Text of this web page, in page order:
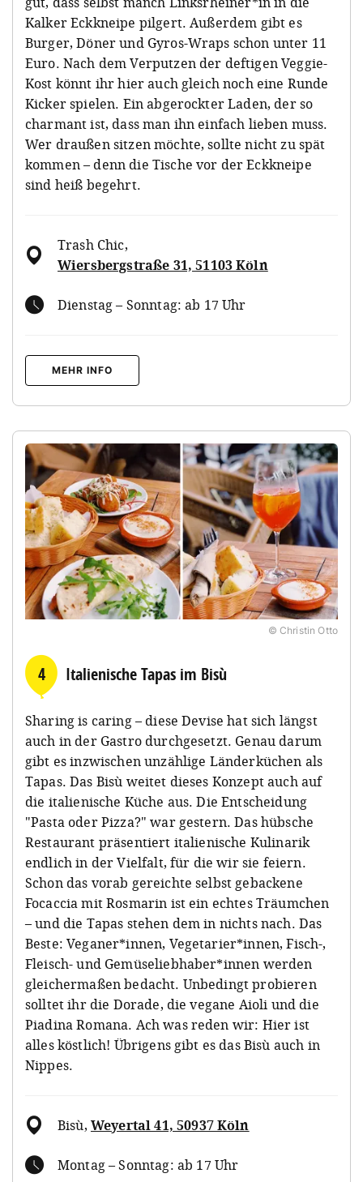
Kalker Eckkneipe pilgert. Außerdem gibt es
Burger, Döner und Gyros-Wraps schon unter 11
Euro. Nach dem Verputzen der deftigen Veggie-
Kost könnt ihr hier auch gleich noch eine Runde
Kicker spielen. Ein abgerockter Laden, der so
charmant ist, dass man ihn einfach lieben muss.
Wer draußen sitzen möchte, sollte nicht zu spät
kommen – denn die Tische vor der Eckkneipe
sind heiß begehrt.
Trash Chic,
Wiersbergstraße 31, 51103 Köln
Dienstag – Sonntag: ab 17 Uhr
MEHR INFO
© Christin Otto
4 Italienische Tapas im Bisù
Sharing is caring – diese Devise hat sich längst
auch in der Gastro durchgesetzt. Genau darum
gibt es inzwischen unzählige Länderküchen als
Tapas. Das Bisù weitet dieses Konzept auch auf
die italienische Küche aus. Die Entscheidung
"Pasta oder Pizza?" war gestern. Das hübsche
Restaurant präsentiert italienische Kulinarik
endlich in der Vielfalt, für die wir sie feiern.
Schon das vorab gereichte selbst gebackene
Focaccia mit Rosmarin ist ein echtes Träumchen
– und die Tapas stehen dem in nichts nach. Das
Beste: Veganer*innen, Vegetarier*innen, Fisch-,
Fleisch- und Gemüseliebhaber*innen werden
gleichermaßen bedacht. Unbedingt probieren
solltet ihr die Dorade, die vegane Aioli und die
Piadina Romana. Ach was reden wir: Hier ist
alles köstlich! Übrigens gibt es das Bisù auch in
Nippes.
Bisù, Weyertal 41, 50937 Köln
Montag – Sonntag: ab 17 Uhr